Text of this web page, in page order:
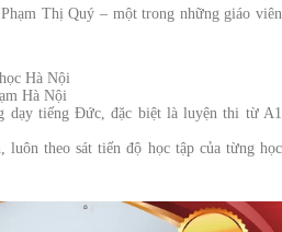
Thị Quý – một trong những giáo viên
Hà Nội
Hà Nội
dạy tiếng Đức, đặc biệt là luyện thi từ A1
luôn theo sát tiến độ học tập của từng học